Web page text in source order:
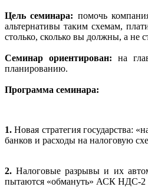
Цель семинара: помочь
альтернативы таким схемам,
столько, сколько вы должны, а не
Семинар ориентирован: на
планированию.
Программа семинара:
1.Новая стратегия государства:
банков и расходы на налоговую
2. Налоговые разрывы и их
пытаются «обмануть» АСК НДС-